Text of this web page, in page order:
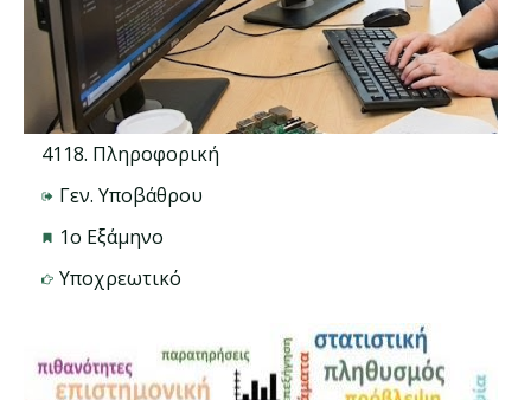
4118. Πληροφορική
Γεν. Υποβάθρου
1ο Εξάμηνο
Υποχρεωτικό